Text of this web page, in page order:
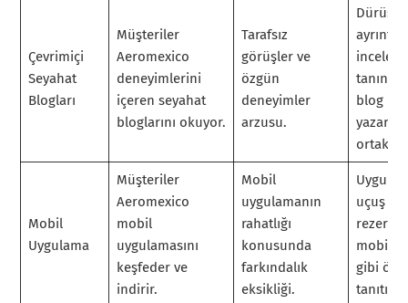
Çevrimiçi
Seyahat
Blogları
Müşteriler
Aeromexico
deneyimlerini
içeren seyahat
bloglarını okuyor.
Tarafsız
görüşler ve
özgün
deneyimler
arzusu.
Dürüst
ayrıntılı
tanınan
blog
Mobil
Uygulama
Müşteriler
Aeromexico
mobil
uygulamasını
keşfeder ve
indirir.
Mobil
uygulamanın
rahatlığı
konusunda
farkındalık
eksikliği.
uçuş
mobil
gibi
tanıtın.